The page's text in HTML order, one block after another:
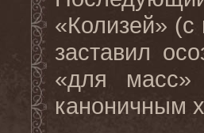
«Колизей» (с
заставил
«для
каноничным